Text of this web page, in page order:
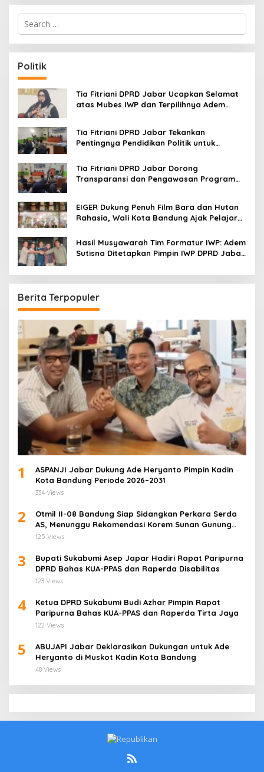
S
r
c
h
f
o
:
Politik
Tia Fitriani DPRD Jabar Ucapkan Selamat
atas Mubes IWP dan Terpilihnya Adem
Tia Fitriani DPRD Jabar Tekankan
Pentingnya Pendidikan Politik untuk
Bandung
Tia Fitriani DPRD Jabar Dorong
Transparansi dan Pengawasan Program
EIGER Dukung Penuh Film Bara dan Hutan
Rahasia, Wali Kota Bandung Ajak Pelajar
Hasil Musyawarah Tim Formatur IWP: Adem
Sutisna Ditetapkan Pimpin IWP DPRD Jabar
Berita Terpopuler
1
ASPANJI Jabar Dukung Ade Heryanto Pimpin Kadin
Kota Bandung Periode 2026–2031
334 Views
2
Otmil II-08 Bandung Siap Sidangkan Perkara Serda
AS, Menunggu Rekomendasi Korem Sunan Gunung
Jati Cirebon
125 Views
3
Bupati Sukabumi Asep Japar Hadiri Rapat Paripurna
DPRD Bahas KUA-PPAS dan Raperda Disabilitas
123 Views
4
Ketua DPRD Sukabumi Budi Azhar Pimpin Rapat
Paripurna Bahas KUA-PPAS dan Raperda Tirta Jaya
122 Views
5
ABUJAPI Jabar Deklarasikan Dukungan untuk Ade
Heryanto di Muskot Kadin Kota Bandung
48 Views